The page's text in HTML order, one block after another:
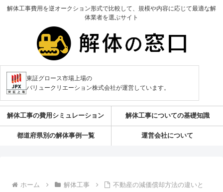
解体工事費用を逆オークション形式で比較して、規模や内容に応じて最適な解
体業者を選ぶサイト
東証グロース市場上場の
バリュークリエーション株式会社が運営しています。
解体工事の費用シミュレーション 解体工事についての基礎知識
都道府県別の解体事例一覧 運営会社について
ホーム 解体工事
不動産の減価償却方法の違いと